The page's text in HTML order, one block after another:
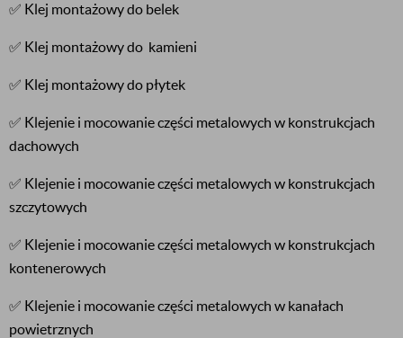
✅ Klej montażowy do belek
✅ Klej montażowy do kamieni
✅ Klej montażowy do płytek
✅ Klejenie i mocowanie części metalowych w konstrukcjach
dachowych
✅ Klejenie i mocowanie części metalowych w konstrukcjach
szczytowych
✅ Klejenie i mocowanie części metalowych w konstrukcjach
kontenerowych
✅ Klejenie i mocowanie części metalowych w kanałach
powietrznych